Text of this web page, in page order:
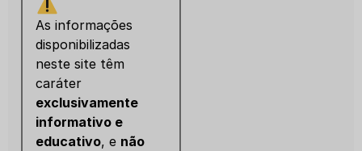
As informações
disponibilizadas
neste site têm
caráter
exclusivamente
informativo e
educativo, e não